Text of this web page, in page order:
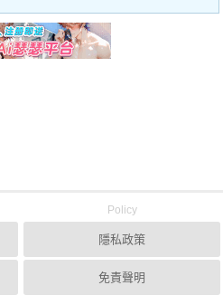
Policy
隱私政策
免責聲明